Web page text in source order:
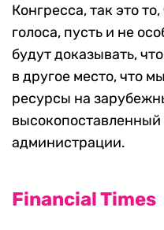
Конгресса, так это
голоса, пусть и не
будут доказывать,
в другое место, что
ресурсы на
администрации.
Financial Times